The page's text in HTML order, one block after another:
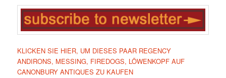
KLICKEN SIE HIER, UM DIESES PAAR REGENCY
ANDIRONS, MESSING, FIREDOGS, LÖWENKOPF AUF
CANONBURY ANTIQUES ZU KAUFEN